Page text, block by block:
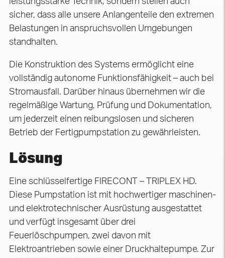
sicher, dass alle unsere Anlangenteile den extremen
Belastungen in anspruchsvollen Umgebungen
standhalten.
Die Konstruktion des Systems ermöglicht eine
vollständig autonome Funktionsfähigkeit – auch bei
Stromausfall. Darüber hinaus übernehmen wir die
regelmäßige Wartung, Prüfung und Dokumentation,
um jederzeit einen reibungslosen und sicheren
Betrieb der Fertigpumpstation zu gewährleisten.
Lösung
Eine schlüsselfertige FIRECONT – TRIPLEX HD.
Diese Pumpstation ist mit hochwertiger maschinen-
und elektrotechnischer Ausrüstung ausgestattet
und verfügt insgesamt über drei
Feuerlöschpumpen, zwei davon mit
Elektroantrieben sowie einer Druckhaltepumpe. Zur